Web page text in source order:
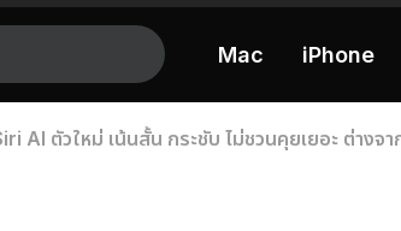
Mac iPhone
AI ตัวใหม่ เน้นสั้น กระชับ ไม่ชวนคุยเยอะ ต่างจ